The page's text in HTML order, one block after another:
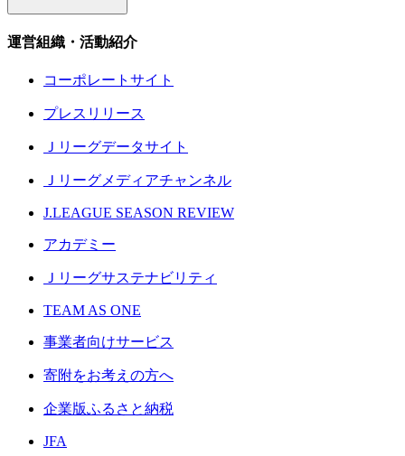
運営組織・活動紹介
コーポレートサイト
プレスリリース
Ｊリーグデータサイト
Ｊリーグメディアチャンネル
J.LEAGUE SEASON REVIEW
アカデミー
Ｊリーグサステナビリティ
TEAM AS ONE
事業者向けサービス
寄附をお考えの方へ
企業版ふるさと納税
JFA